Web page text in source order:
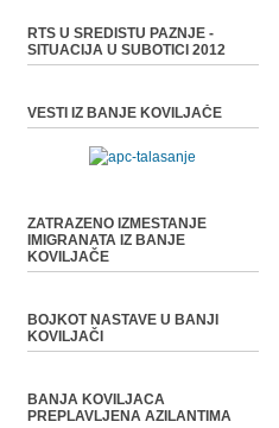
RTS U SREDISTU PAZNJE -
SITUACIJA U SUBOTICI 2012
VESTI IZ BANJE KOVILJAČE
ZATRAZENO IZMESTANJE
IMIGRANATA IZ BANJE
KOVILJAČE
BOJKOT NASTAVE U BANJI
KOVILJAČI
BANJA KOVILJACA
PREPLAVLJENA AZILANTIMA